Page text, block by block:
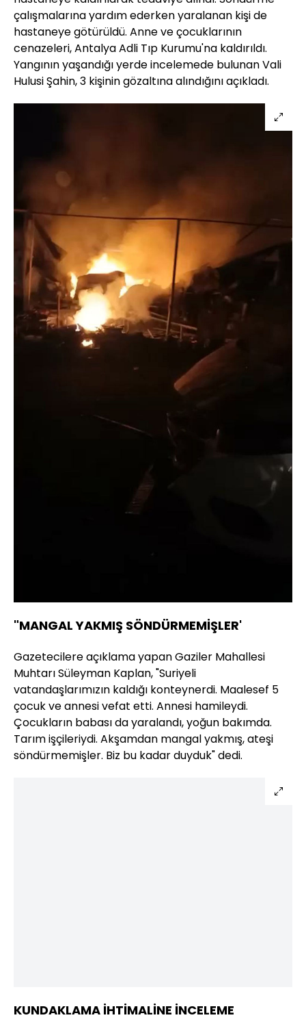
çalışmalarına yardım ederken yaralanan kişi de
hastaneye götürüldü. Anne ve çocuklarının
cenazeleri, Antalya Adli Tıp Kurumu'na kaldırıldı.
Yangının yaşandığı yerde incelemede bulunan Vali
Hulusi Şahin, 3 kişinin gözaltına alındığını açıkladı.
"MANGAL YAKMIŞ SÖNDÜRMEMİŞLER'
Gazetecilere açıklama yapan Gaziler Mahallesi
Muhtarı Süleyman Kaplan, "Suriyeli
vatandaşlarımızın kaldığı konteynerdi. Maalesef 5
çocuk ve annesi vefat etti. Annesi hamileydi.
Çocukların babası da yaralandı, yoğun bakımda.
Tarım işçileriydi. Akşamdan mangal yakmış, ateşi
söndürmemişler. Biz bu kadar duyduk" dedi.
KUNDAKLAMA İHTİMALİNE İNCELEME